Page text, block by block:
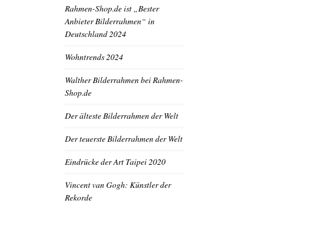
Rahmen-Shop.de ist „Bester
Anbieter Bilderrahmen“ in
Deutschland 2024
Wohntrends 2024
Walther Bilderrahmen bei Rahmen-
Shop.de
Der älteste Bilderrahmen der Welt
Der teuerste Bilderrahmen der Welt
Eindrücke der Art Taipei 2020
Vincent van Gogh: Künstler der
Rekorde